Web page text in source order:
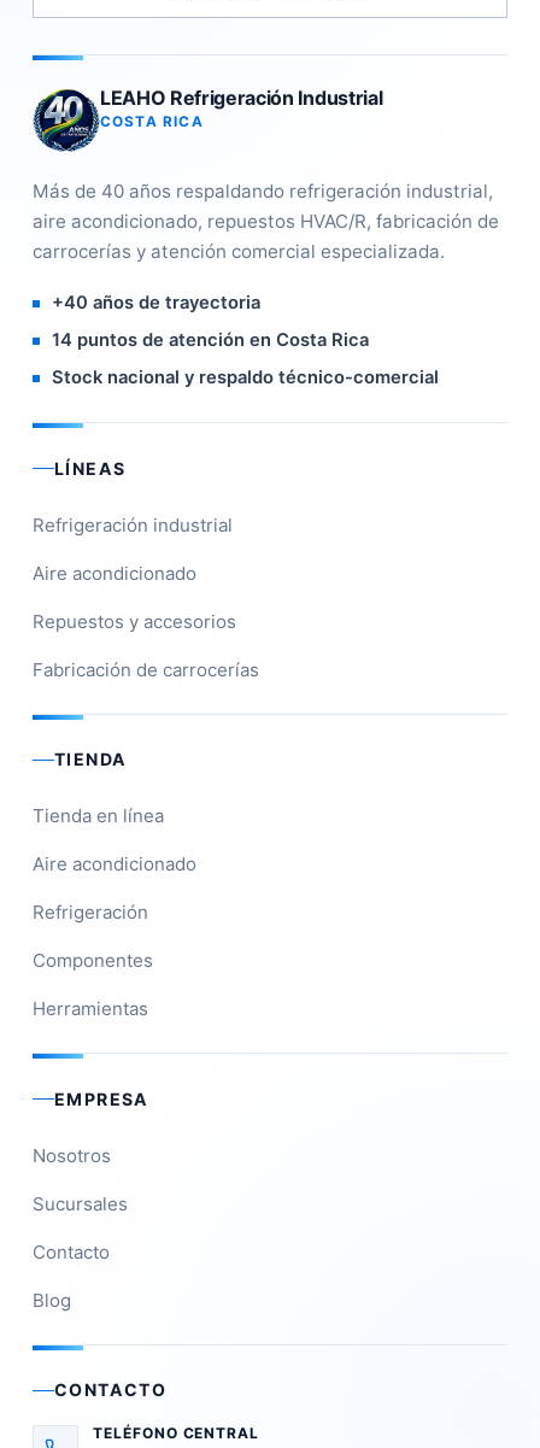
LEAHO Refrigeración Industrial
COSTA RICA
Más de 40 años respaldando refrigeración industrial,
aire acondicionado, repuestos HVAC/R, fabricación de
carrocerías y atención comercial especializada.
+40 años de trayectoria
14 puntos de atención en Costa Rica
Stock nacional y respaldo técnico-comercial
LÍNEAS
Refrigeración industrial
Aire acondicionado
Repuestos y accesorios
Fabricación de carrocerías
TIENDA
Tienda en línea
Aire acondicionado
Refrigeración
Componentes
Herramientas
EMPRESA
Nosotros
Sucursales
Contacto
Blog
CONTACTO
TELÉFONO CENTRAL